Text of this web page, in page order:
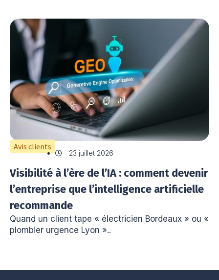
Avis clients
23 juillet 2026
Visibilité à l’ère de l’IA : comment devenir
l’entreprise que l’intelligence artificielle
recommande
Quand un client tape « électricien Bordeaux » ou «
plombier urgence Lyon »..